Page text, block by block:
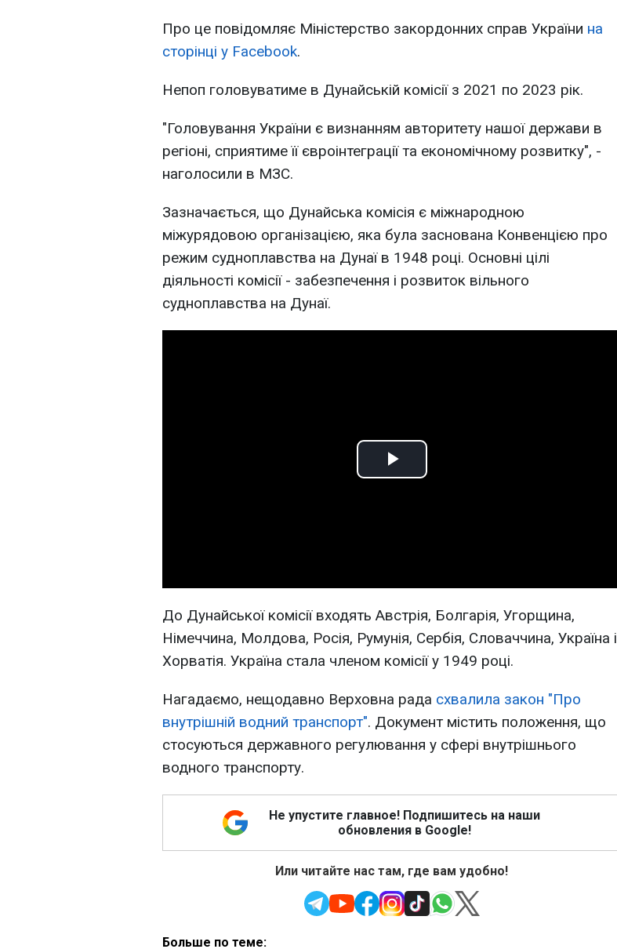
Про це повідомляє Міністерство закордонних справ України на
сторінці у Facebook.
Непоп головуватиме в Дунайській комісії з 2021 по 2023 рік.
"Головування України є визнанням авторитету нашої держави в
регіоні, сприятиме її євроінтеграції та економічному розвитку", -
наголосили в МЗС.
Зазначається, що Дунайська комісія є міжнародною
міжурядовою організацією, яка була заснована Конвенцією про
режим судноплавства на Дунаї в 1948 році. Основні цілі
діяльності комісії - забезпечення і розвиток вільного
судноплавства на Дунаї.
Play
До Дунайської комісії входять Австрія, Болгарія, Угорщина,
Німеччина, Молдова, Росія, Румунія, Сербія, Словаччина, Україна і
Хорватія. Україна стала членом комісії у 1949 році.
Нагадаємо, нещодавно Верховна рада схвалила закон "Про
внутрішній водний транспорт". Документ містить положення, що
стосуються державного регулювання у сфері внутрішнього
водного транспорту.
Не упустите главное! Подпишитесь на наши
обновления в Google!
Или читайте нас там, где вам удобно!
Больше по теме: